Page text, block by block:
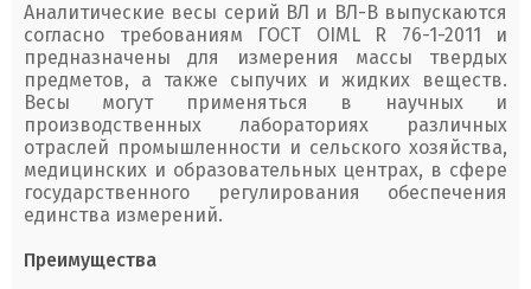
Аналитические весы серий ВЛ и ВЛ-В выпускаются
согласно требованиям ГОСТ OIML R 76-1-2011 и
предназначены для измерения массы твердых
предметов, а также сыпучих и жидких веществ.
Весы могут применяться в научных и
производственных лабораториях различных
отраслей промышленности и сельского хозяйства,
медицинских и образовательных центрах, в сфере
государственного регулирования обеспечения
единства измерений.
Преимущества